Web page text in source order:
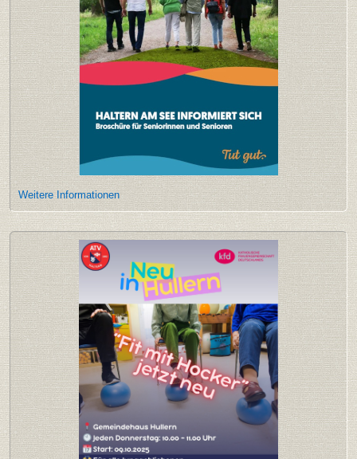
Weitere Informationen